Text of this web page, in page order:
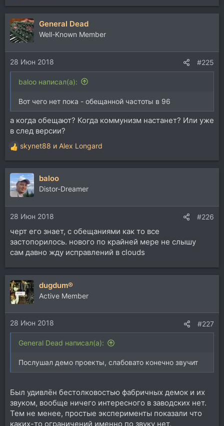
е
а
к
ц
и
и
:
General Dead
Well-Known Member
28 Июн 2018 #225
baloo написал(а):
Вот чего нет пока - обещанной частоты в 96
а когда обещают? Когда коммунизм настанет? Или уже
в след версии?
Р
е
а
к
ц
и
и
:
skynet88 и Alex Longard
baloo
Distor-Dreamer
28 Июн 2018 #226
черт его знает, с обещаниями как то все
застопорилось. нового по крайней мере не слышу
сам давно жду исправлений в clouds
dugdum®
Active Member
28 Июн 2018 #227
General Dead написал(а):
Послушал демо проекты, слабовато конечно звучит
Был удивлён бестолковостью фабричных демок и их
звуком, вообще ничего интересного в заводских нет.
Тем не менее, простые эксперименты показали что
каких-то ограничений именно по звуку нет,